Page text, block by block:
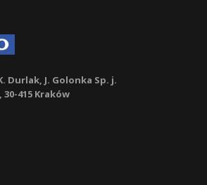
Durlak, J. Golonka Sp. j.
415 Kraków